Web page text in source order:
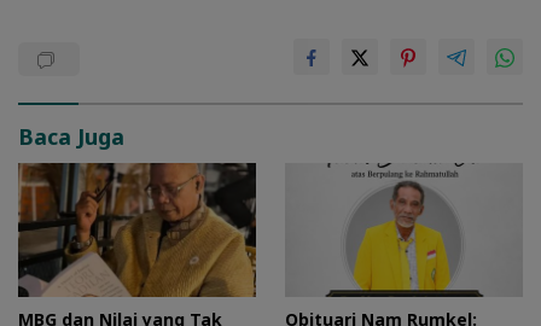
Baca Juga
MBG dan Nilai yang Tak
Obituari Nam Rumkel: